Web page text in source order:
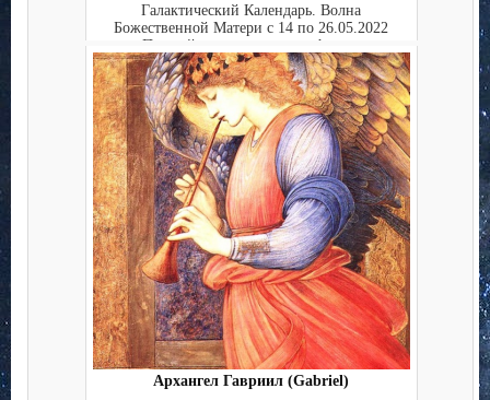
Галактический Календарь. Волна
Божественной Матери с 14 по 26.05.2022
Полный текст ежедневно: http:...
Архангел Гавриил (Gabriel)